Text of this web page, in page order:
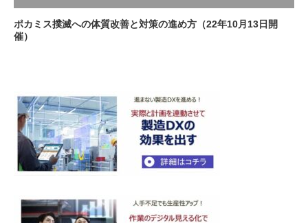
ポカミス撲滅への体質改善と対策の進め方（22年10月13日開
催）